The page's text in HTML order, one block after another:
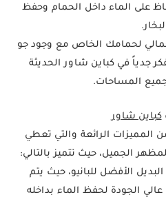
على الماء داخل الحمام وحفظ
لحمامك الخاص مع وجود جو
جدياً في كباين شاور الحديثة
المساحات.
كباين شاور
المميزات الرائعة والتي تعطي
الجميل، حيث تتميز بالتالي:
الأفضل للبانيو، حيث يتم
الجودة لحفظ الماء بداخله